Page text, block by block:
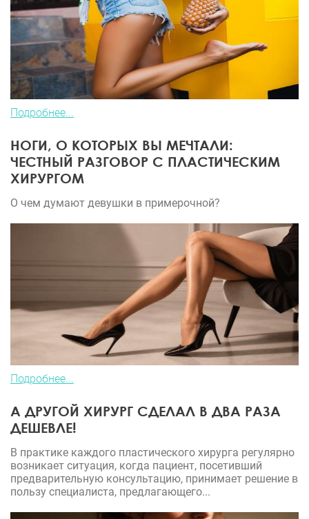
Подробнее...
НОГИ, О КОТОРЫХ ВЫ МЕЧТАЛИ:
ЧЕСТНЫЙ РАЗГОВОР С ПЛАСТИЧЕСКИМ
ХИРУРГОМ
О чем думают девушки в примерочной?
Подробнее...
А ДРУГОЙ ХИРУРГ СДЕЛАЛ В ДВА РАЗА
ДЕШЕВЛЕ!
В практике каждого пластического хирурга регулярно
возникает ситуация, когда пациент, посетивший
предварительную консультацию, принимает решение в
пользу специалиста, предлагающего...